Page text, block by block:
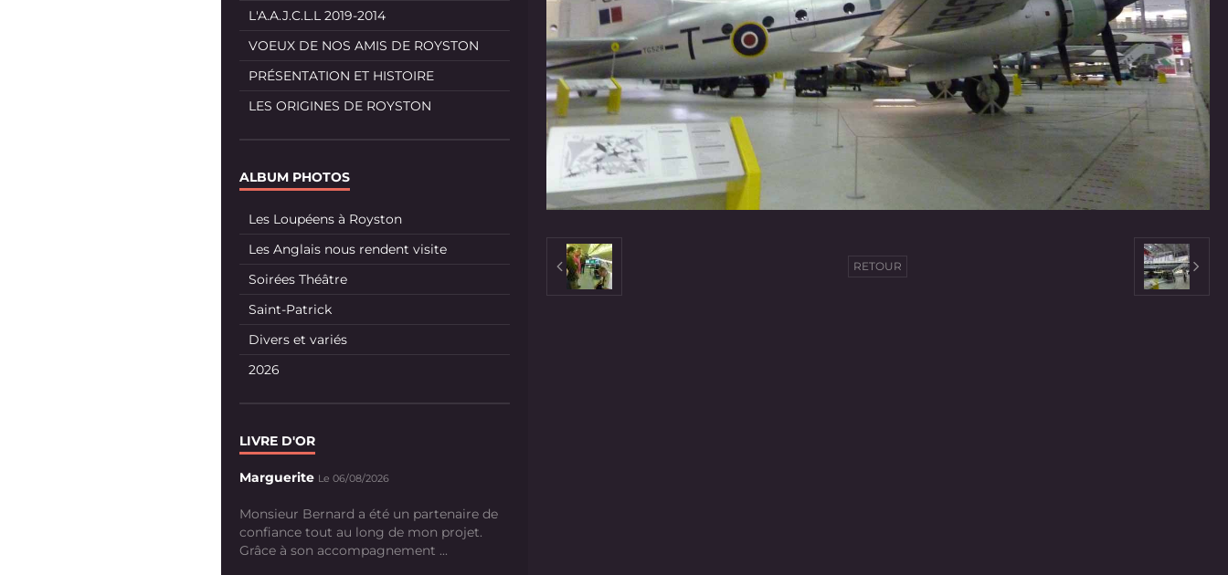
RETOUR
L'A.A.J.C.L.L 2019-2014
VOEUX DE NOS AMIS DE ROYSTON
PRÉSENTATION ET HISTOIRE
LES ORIGINES DE ROYSTON
ALBUM PHOTOS
Les Loupéens à Royston
Les Anglais nous rendent visite
Soirées Théâtre
Saint-Patrick
Divers et variés
2026
LIVRE D'OR
Marguerite Le 06/08/2026
Monsieur Bernard a été un partenaire de
confiance tout au long de mon projet.
Grâce à son accompagnement ...